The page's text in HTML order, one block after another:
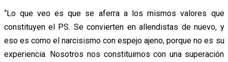
“Lo que veo es que se aferra a los mismos valores que
constituyen el PS. Se convierten en allendistas de nuevo, y
eso es como el narcisismo con espejo ajeno, porque no es su
experiencia. Nosotros nos constituimos con una superación